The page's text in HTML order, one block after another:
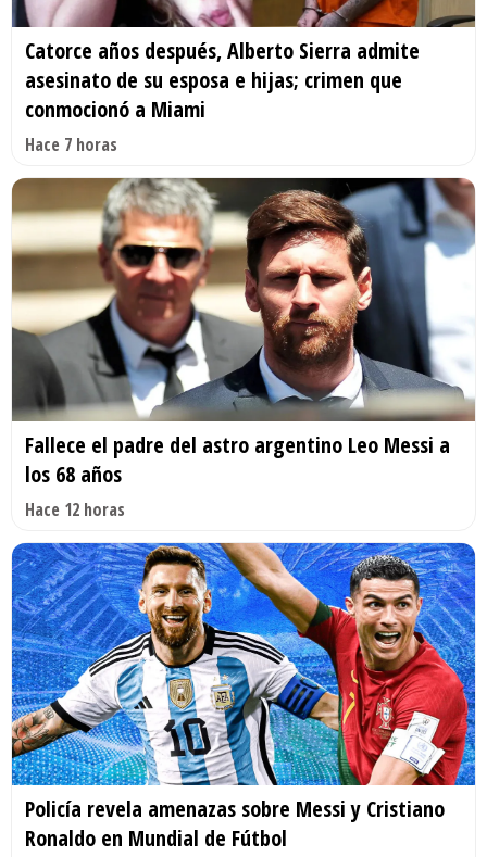
Catorce años después, Alberto Sierra admite
asesinato de su esposa e hijas; crimen que
conmocionó a Miami
Hace 7 horas
Fallece el padre del astro argentino Leo Messi a
los 68 años
Hace 12 horas
Policía revela amenazas sobre Messi y Cristiano
Ronaldo en Mundial de Fútbol